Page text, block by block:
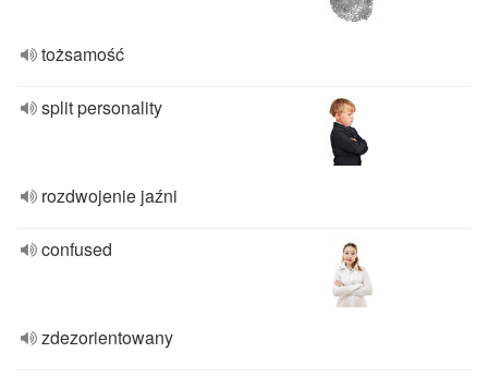
tożsamość
split personality
rozdwojenie jaźni
confused
zdezorientowany